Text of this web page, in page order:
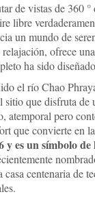
de vistas de 360
libre
un mundo de
ofrece
ha sido
el río Chao
que disfruta de
atemporal pero
que convierte en
y es un símbolo
centenaria de